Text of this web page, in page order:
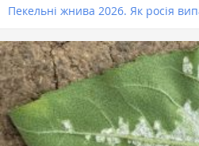
Пекельні жнива 2026. Як росія